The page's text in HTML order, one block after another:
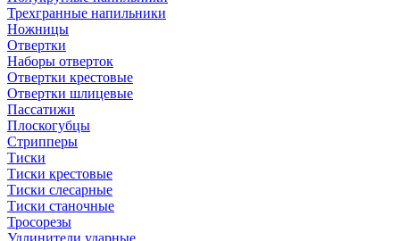
Трехгранные напильники
Ножницы
Отвертки
Наборы отверток
Отвертки крестовые
Отвертки шлицевые
Пассатижи
Плоскогубцы
Стрипперы
Тиски
Тиски крестовые
Тиски слесарные
Тиски станочные
Тросорезы
Удлинители ударные